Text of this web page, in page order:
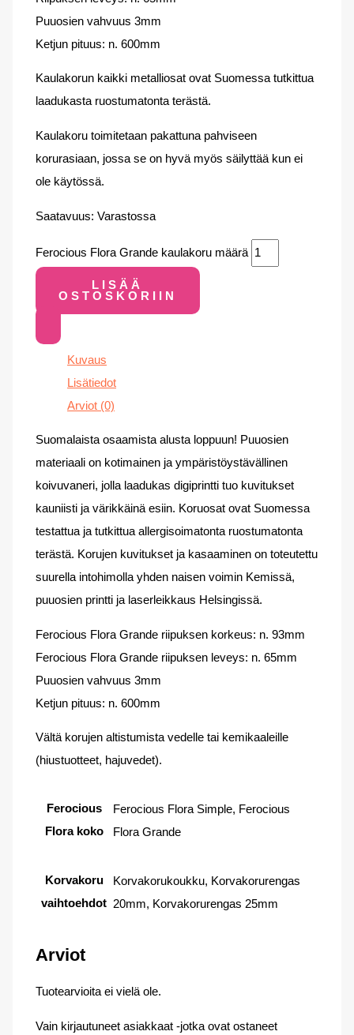
Puuosien vahvuus 3mm
Ketjun pituus: n. 600mm
Kaulakorun kaikki metalliosat ovat Suomessa tutkittua
laadukasta ruostumatonta terästä.
Kaulakoru toimitetaan pakattuna pahviseen
korurasiaan, jossa se on hyvä myös säilyttää kun ei
ole käytössä.
Saatavuus: Varastossa
Ferocious Flora Grande kaulakoru määrä
LISÄÄ
OSTOSKORIIN
Kuvaus
Lisätiedot
Arviot (0)
Suomalaista osaamista alusta loppuun! Puuosien
materiaali on kotimainen ja ympäristöystävällinen
koivuvaneri, jolla laadukas digiprintti tuo kuvitukset
kauniisti ja värikkäinä esiin. Koruosat ovat Suomessa
testattua ja tutkittua allergisoimatonta ruostumatonta
terästä. Korujen kuvitukset ja kasaaminen on toteutettu
suurella intohimolla yhden naisen voimin Kemissä,
puuosien printti ja laserleikkaus Helsingissä.
Ferocious Flora Grande riipuksen korkeus: n. 93mm
Ferocious Flora Grande riipuksen leveys: n. 65mm
Puuosien vahvuus 3mm
Ketjun pituus: n. 600mm
Vältä korujen altistumista vedelle tai kemikaaleille
(hiustuotteet, hajuvedet).
Ferocious
Flora koko
Ferocious Flora Simple, Ferocious
Flora Grande
Korvakoru
vaihtoehdot
Korvakorukoukku, Korvakorurengas
20mm, Korvakorurengas 25mm
Arviot
Tuotearvioita ei vielä ole.
Vain kirjautuneet asiakkaat -jotka ovat ostaneet